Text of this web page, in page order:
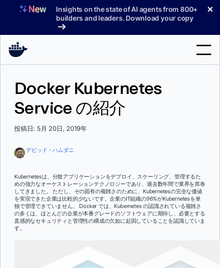
へ
Insights on the state of AI agents from 800+
builders and leaders. Download your copy
✕
ドキュメント
索
サインイン
Docker Kubernetes
Service の紹介
投稿日: 5月 20日, 2019年
デビッド・ハムダニ
Kubernetesは、分散アプリケーションをデプロイ、スケーリング、管理するた
めの強力なオーケストレーションテクノロジーであり、過去数年間で業界を席巻
してきました。 ただし、その固有の複雑さのために、Kubernetesの完全な価値
を実現できた企業は比較的少ないです。企業のIT組織の96%がKubernetesを単
独で管理できていません。 Docker では、Kubernetes の認識されている複雑さ
の多くは、ほとんどの企業が本番グレードのソフトウェアに期待し、必要とする
直感的なセキュリティと管理性の構成の欠如に起因していることを認識していま
す。